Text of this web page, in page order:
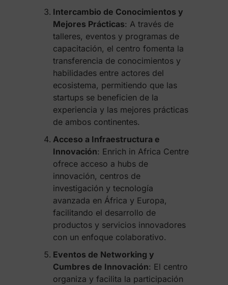
Intercambio de Conocimientos y
Mejores Prácticas: A través de
talleres, eventos y programas de
capacitación, el centro fomenta la
transferencia de conocimientos y
habilidades entre actores del
ecosistema, permitiendo que las
startups se beneficien de la
experiencia y las mejores prácticas
de ambos continentes.
Acceso a Infraestructura e
Innovación: Enrich in Africa Centre
ofrece acceso a hubs de
innovación, centros de
investigación y tecnología
avanzada en África y Europa,
facilitando el desarrollo de
productos y servicios innovadores
con un enfoque colaborativo.
Eventos de Networking y
Cumbres de Innovación: El centro
organiza y facilita la participación